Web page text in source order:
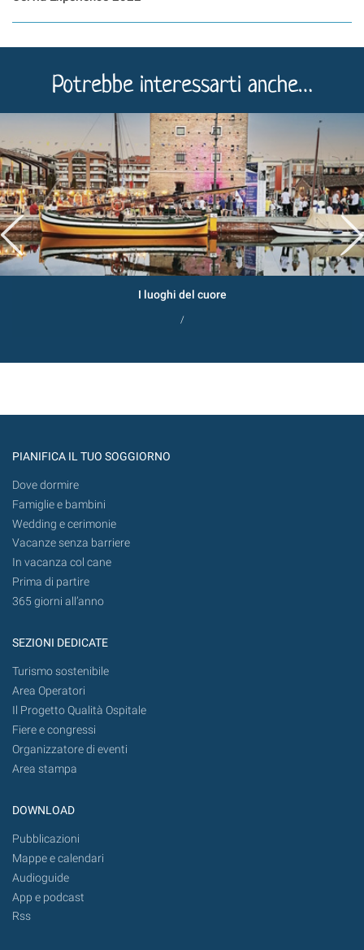
Potrebbe interessarti anche…
I luoghi del cuore
/
PIANIFICA IL TUO SOGGIORNO
Dove dormire
Famiglie e bambini
Wedding e cerimonie
Vacanze senza barriere
In vacanza col cane
Prima di partire
365 giorni all’anno
SEZIONI DEDICATE
Turismo sostenibile
Area Operatori
Il Progetto Qualità Ospitale
Fiere e congressi
Organizzatore di eventi
Area stampa
DOWNLOAD
Pubblicazioni
Mappe e calendari
Audioguide
App e podcast
Rss